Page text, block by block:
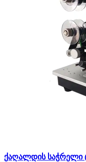
ქაღალდის საჭრელი